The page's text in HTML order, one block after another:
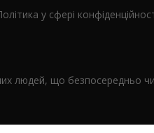
у сфері
людей, що безпосередньо чи